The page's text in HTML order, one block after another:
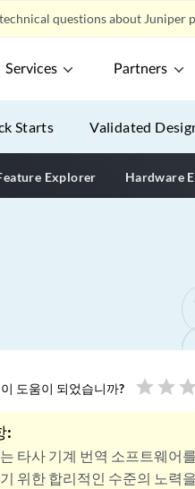
questions about Juniper
Services Partners
Starts Validated
Explorer Hardware
도움이 되었습니까? star star star
:
타사 기계 번역 소프트웨어
위한 합리적인 수준의 노력